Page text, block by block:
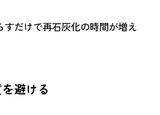
だけで再石灰化の時間が増え
避ける